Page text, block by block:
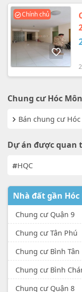
Chính chủ
Chung cư Hóc
Bán chung cư
Dự án được quan
HQC
Nhà đất gần Hóc
Chung cư Quận 9
Chung cư Tân Phú
Chung cư Bình Tân
Chung cư Bình
Chung cư Quận 8